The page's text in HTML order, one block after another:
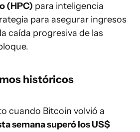
(HPC) para inteligencia
para asegurar ingresos
caída progresiva de las
históricos
cuando Bitcoin volvió a
semana superó los US$